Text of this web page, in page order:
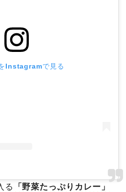
Instagramで見る
る
「野菜たっぷりカレー」